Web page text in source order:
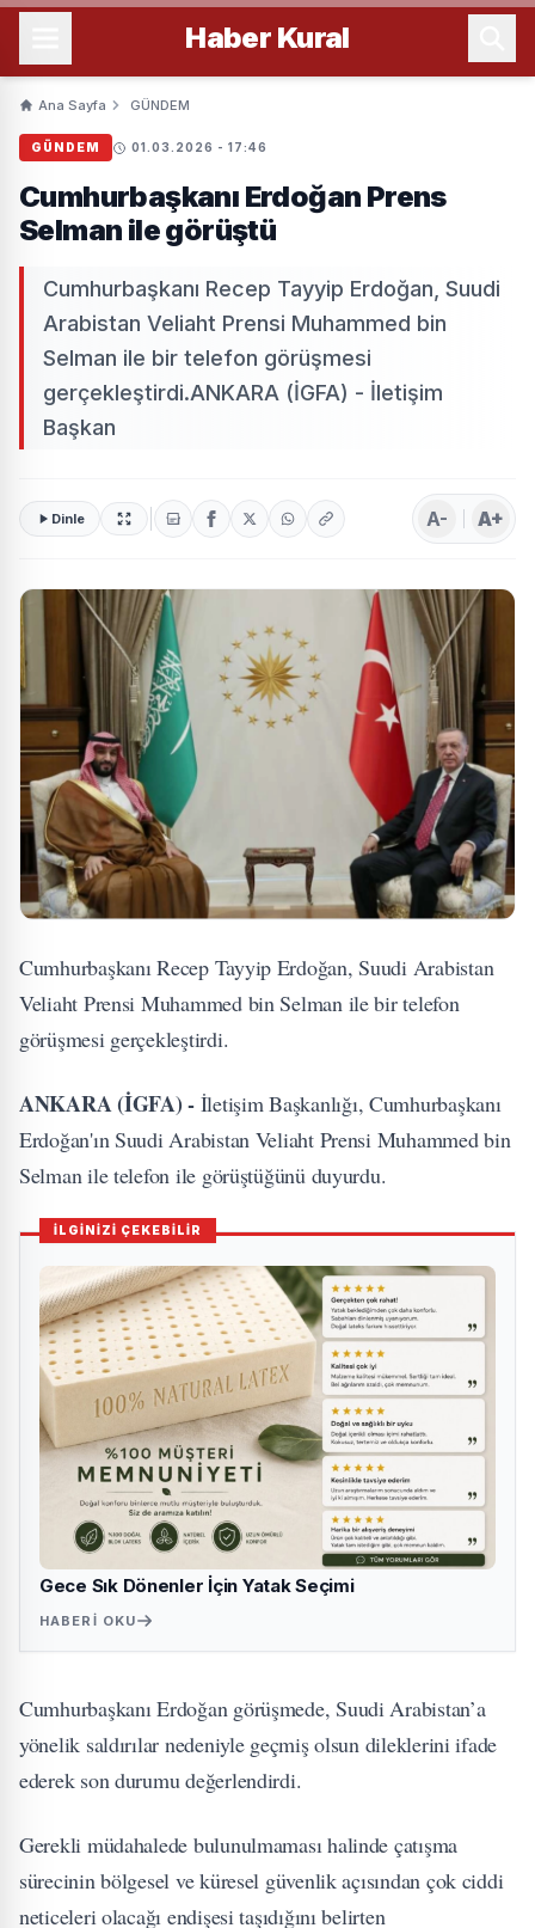
Haber Kural
Ana Sayfa GÜNDEM
GÜNDEM 01.03.2026 - 17:46
Cumhurbaşkanı Erdoğan Prens
Selman ile görüştü
Cumhurbaşkanı Recep Tayyip Erdoğan, Suudi
Arabistan Veliaht Prensi Muhammed bin
Selman ile bir telefon görüşmesi
gerçekleştirdi.ANKARA (İGFA) - İletişim
Başkan
Dinle A- A+
Cumhurbaşkanı Recep Tayyip Erdoğan, Suudi Arabistan
Veliaht Prensi Muhammed bin Selman ile bir telefon
görüşmesi gerçekleştirdi.
ANKARA (İGFA) - İletişim Başkanlığı, Cumhurbaşkanı
Erdoğan'ın Suudi Arabistan Veliaht Prensi Muhammed bin
Selman ile telefon ile görüştüğünü duyurdu.
İLGİNİZİ ÇEKEBİLİR
Gece Sık Dönenler İçin Yatak Seçimi
HABERI OKU
Cumhurbaşkanı Erdoğan görüşmede, Suudi Arabistan’a
yönelik saldırılar nedeniyle geçmiş olsun dileklerini ifade
ederek son durumu değerlendirdi.
Gerekli müdahalede bulunulmaması halinde çatışma
sürecinin bölgesel ve küresel güvenlik açısından çok ciddi
neticeleri olacağı endişesi taşıdığını belirten